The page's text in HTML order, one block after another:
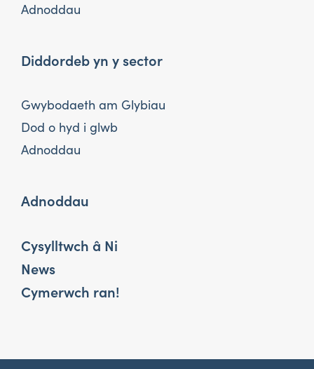
Adnoddau
Diddordeb yn y sector
Gwybodaeth am Glybiau
Dod o hyd i glwb
Adnoddau
Adnoddau
Cysylltwch â Ni
News
Cymerwch ran!